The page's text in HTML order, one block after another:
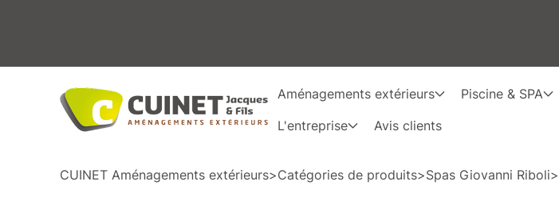
Aménagements extérieurs Piscine & SPA
L'entreprise
Avis clients
CUINET Aménagements extérieurs>Catégories de produits>Spas Giovanni Riboli>